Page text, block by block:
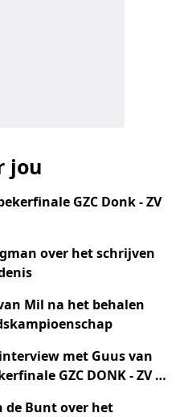
jou
GZC Donk - ZV
over het schrijven
Mil na het behalen
met Guus van
GZC DONK - ZV de
de Bunt over het